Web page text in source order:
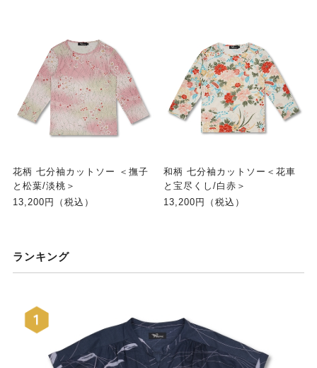
花柄 七分袖カットソー ＜撫子
と松葉/淡桃＞
13,200円（税込）
和柄 七分袖カットソー＜花車
と宝尽くし/白赤＞
13,200円（税込）
ランキング